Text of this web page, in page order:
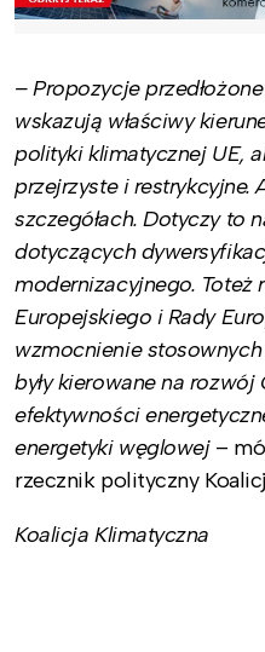
– Propozycje
wskazują właściwy
polityki klimatycznej UE,
przejrzyste i restrykcyjne.
szczegółach. Dotyczy to
dotyczących
modernizacyjnego. Toteż
Europejskiego i Rady
wzmocnienie
były kierowane na
efektywności
energetyki węglowej –
rzecznik polityczny
Koalicja Klimatyczna